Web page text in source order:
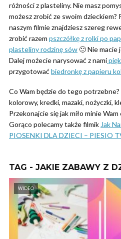
różności z plasteliny. Nie masz
możesz zrobić ze swoim dzieckiem?
naszym filmie znajdziesz szereg
zrobić razem pszczółkę z rolki po
plasteliny rodzinę sów🙂 Nie macie
Dalej możecie narysować z nami
przygotować biedronkę z papieru
Co Wam będzie do tego
kolorowy, kredki, mazaki, nożyczki,
Przekonajcie się jak miło minie
Gorąco polecamy także filmik Jak
PIOSENKI DLA DZIECI – PIESIO
TAG - JAKIE ZABAWY Z
WIDEO